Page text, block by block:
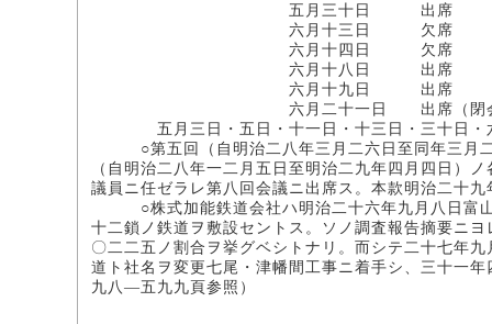
五月三十日 出席
六月十三日 欠席
六月十四日 欠席
六月十八日 出席
六月十九日 出席
六月二十一日 出席（閉会
五月三日・五日・十一日・十三日・三十日・六
○第五回（自明治二八年三月二六日至同年三月二
（自明治二八年一二月五日至明治二九年四月四日）
議員ニ任ゼラレ第八回会議ニ出席ス。本款明治二十
○株式加能鉄道会社ハ明治二十六年九月八日富山
十二鎖ノ鉄道ヲ敷設セントス。ソノ調査報告摘要ニ
〇二二五ノ割合ヲ挙グベシトナリ。而シテ二十七年
道ト社名ヲ変更七尾・津幡間工事ニ着手シ、三十一
九八―五九九頁参照）